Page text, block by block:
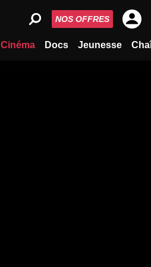
Cinéma Docs Jeunesse
NOS OFFRES